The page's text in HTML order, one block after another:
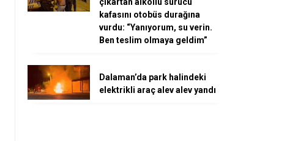
kafasını otobüs durağına
vurdu: “Yanıyorum, su verin.
Ben teslim olmaya geldim”
Dalaman’da park halindeki
elektrikli araç alev alev yandı